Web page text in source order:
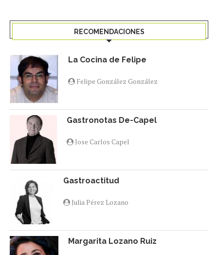
RECOMENDACIONES
La Cocina de Felipe
Felipe González González
Gastronotas De-Capel
Jose Carlos Capel
Gastroactitud
Julia Pérez Lozano
Margarita Lozano Ruiz